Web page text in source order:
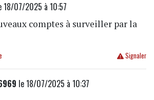
18/07/2025 à 10:57
comptes à surveiller par la
Signaler
le 18/07/2025 à 10:37